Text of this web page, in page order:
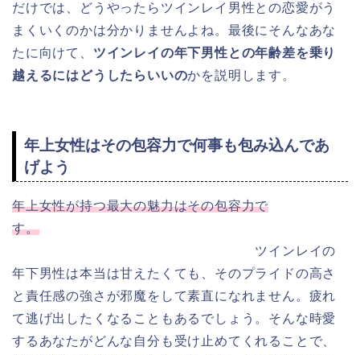
だけでは、どうやったらツインレイ男性との恋愛がう
まくいくのかは分かりませんよね。最後にそんなあな
たに向けて、 ツインレイの年下男性との年齢差を乗り
越えるにはどうしたらいいのかを説明します。
年上女性はその包容力で何事も包み込んであ
げよう
年上女性が持つ最大の魅力はその包容力で
す。
ツインレイの
年下男性は本当は甘えたくても、そのプライドの高さ
と責任感の強さが邪魔をして素直になれません。疲れ
て逃げ出したくなることもあるでしょう。そんな時愛
するあなたがどんな自分も受け止めてくれることで、